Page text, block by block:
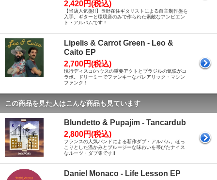
2,420円(税込)
【当店人気盤!!】長野在住ギタリストによる自主制作盤を
入手。ギターと環境音のみで作られた素敵なアンビエン
ト・アルバムです！
Lipelis & Carrot Green - Leo &
Caito EP
2,700円(税込)
現行ディスコ/ハウスの重要アクトとブラジルの気鋭がコ
ラボ。ドリーミーでファンキーなバレアリック・マシン
ファンク！
この商品を見た人はこんな商品も見ています
Blundetto & Pupajim - Tancardub
2,800円(税込)
フランスの人気バンドによる新作ダブ・アルバム。ほっ
こりとした温かみとブルージーな味わいを帯びたナイス
なルーツ・ダブ集です!!
Daniel Monaco - Life Lesson EP